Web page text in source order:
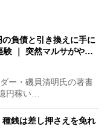
の負債と引き換えに手に
験 ｜ 突然マルサがや…
ー・磯貝清明氏の著書
円稼い…
銭は差し押さえを免れ